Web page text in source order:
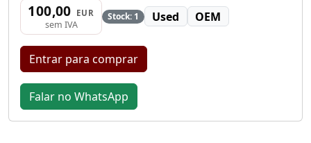
100,00 EUR
sem IVA
Stock: 1 Used OEM
Entrar para comprar
Falar no WhatsApp